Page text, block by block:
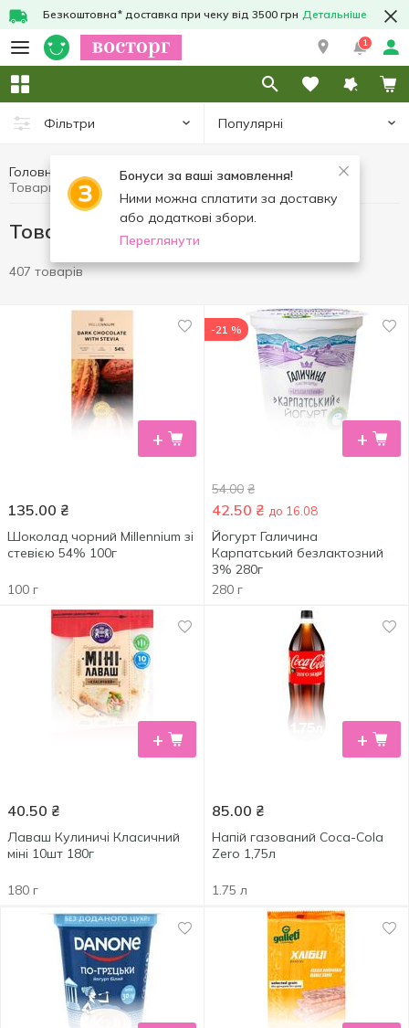
Безкоштовна* доставка при чеку від 3500 грн Детальніше
1
Фільтри Популярні
Бонуси за ваші замовлення!
Ними можна сплатити за доставку
або додаткові збори.
Переглянути
Головна Здорове харчування та спосіб життя
Товари без доданого цукру
407 товарів
+
135.00 ₴
Шоколад чорний Millennium зі
стевією 54% 100г
100 г
+
-21 %
54.00 ₴
42.50 ₴ до 16.08
Йогурт Галичина
Карпатський безлактозний
3% 280г
280 г
+
40.50 ₴
Лаваш Кулиничі Класичний
міні 10шт 180г
180 г
+
85.00 ₴
Напій газований Coca-Cola
Zero 1,75л
1.75 л